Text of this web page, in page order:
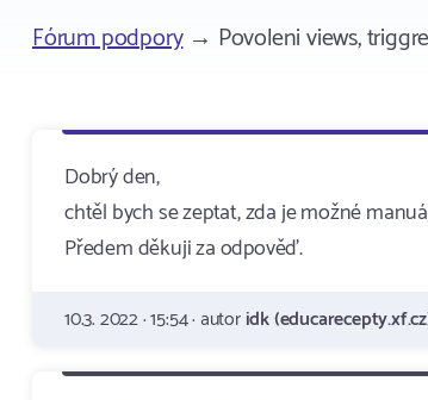
Fórum podpory→ Povoleni views,
Dobrý den,
chtěl bych se zeptat, zda je možné
Předem děkuji za odpověď.
10.3. 2022 · 15:54 · autoridk